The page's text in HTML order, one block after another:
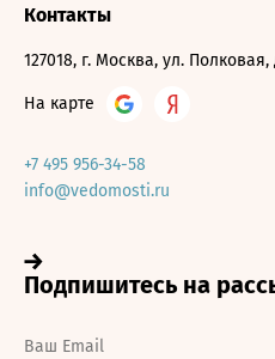
Контакты
127018, г. Москва, ул. Полковая,
На карте
+7 495 956-34-58
info@vedomosti.ru